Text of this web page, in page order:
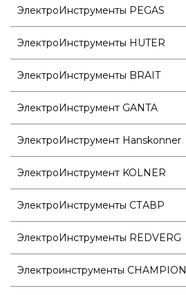
ЭлектроИнструменты PEGAS
ЭлектроИнструменты HUTER
ЭлектроИнструменты BRAIT
ЭлектроИнструмент GANTA
ЭлектроИнструмент Hanskonner
ЭлектроИнструмент KOLNER
ЭлектроИнструменты СТАВР
ЭлектроИнструменты REDVERG
Электроинструменты CHAMPION